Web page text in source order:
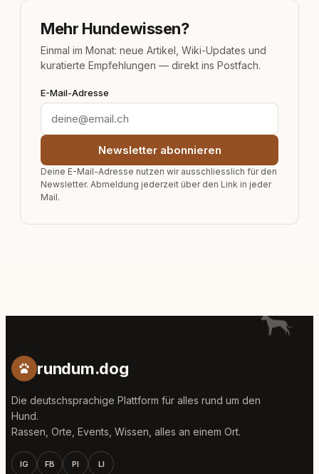
Mehr Hundewissen?
Einmal im Monat: neue Artikel, Wiki-Updates und
kuratierte Empfehlungen — direkt ins Postfach.
E-Mail-Adresse
Newsletter abonnieren
Deine E-Mail-Adresse nutzen wir ausschliesslich für den
Newsletter. Abmeldung jederzeit über den Link in jeder
Mail.
rundum.dog
Die deutschsprachige Plattform für alles rund um den
Hund.
Rassen, Orte, Events, Wissen, alles an einem Ort.
IG FB PI LI